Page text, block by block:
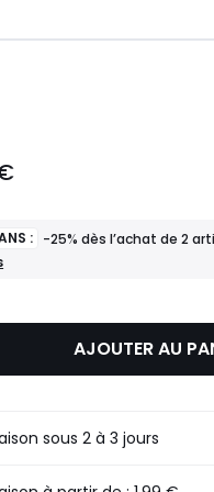
: -25% dès l’achat de 2
AJOUTER AU
sous 2 à 3 jours